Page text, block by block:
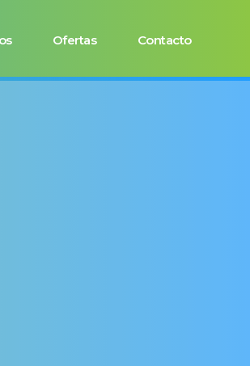
Ofertas Contacto